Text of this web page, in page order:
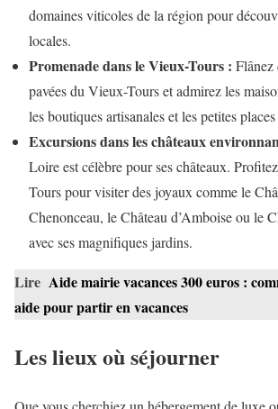
domaines viticoles de la région pour
locales.
Promenade dans le Vieux-Tours : Flânez
pavées du Vieux-Tours et admirez les
les boutiques artisanales et les petites
Excursions dans les châteaux
Loire est célèbre pour ses châteaux.
Tours pour visiter des joyaux comme le
Chenonceau, le Château d’Amboise ou le
avec ses magnifiques jardins.
Lire Aide mairie vacances 300 euros :
aide pour partir en vacances
Les lieux où séjourner